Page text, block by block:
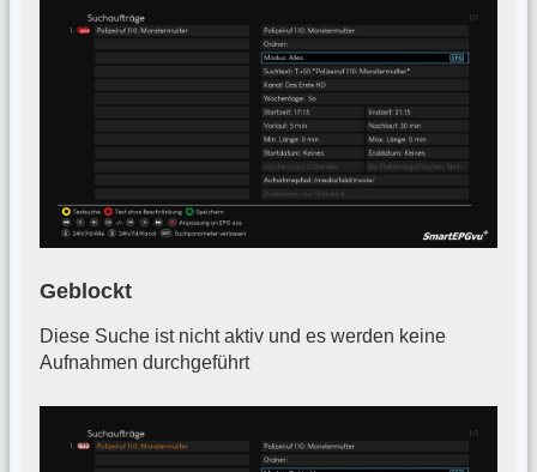
Geblockt
Diese Suche ist nicht aktiv und es werden keine
Aufnahmen durchgeführt